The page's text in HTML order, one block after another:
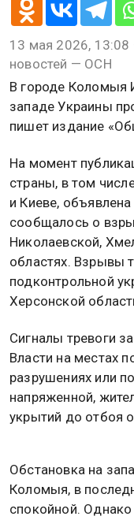
13 мая 2026,
новостей — ОСН
В городе Коломыя
западе Украины
пишет издание
На момент
страны, в том
и Киеве,
сообщалось о
Николаевской,
областях. Взрывы
подконтрольной
Херсонской
Сигналы тревоги
Власти на местах
разрушениях или
напряженной,
укрытий до отбоя
Обстановка на
Коломыя, в
спокойной.